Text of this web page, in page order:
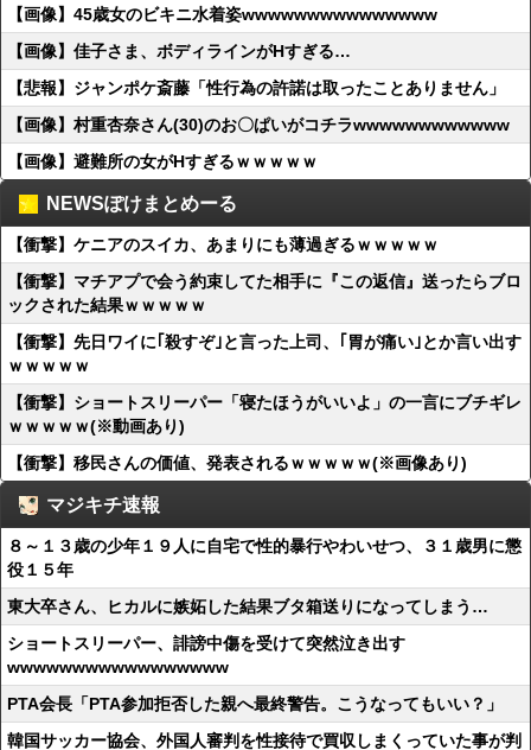
【画像】45歳女のビキニ水着姿wwwwwwwwwwwwwww
【画像】佳子さま、ボディラインがHすぎる…
【悲報】ジャンポケ斎藤「性行為の許諾は取ったことありません」
【画像】村重杏奈さん(30)のお〇ぱいがコチラwwwwwwwwwwww
【画像】避難所の女がHすぎるｗｗｗｗｗ
NEWSぽけまとめーる
【衝撃】ケニアのスイカ、あまりにも薄過ぎるｗｗｗｗｗ
【衝撃】マチアプで会う約束してた相手に『この返信』送ったらブロ
ックされた結果ｗｗｗｗｗ
【衝撃】先日ワイに｢殺すぞ｣と言った上司、｢胃が痛い｣とか言い出す
ｗｗｗｗｗ
【衝撃】ショートスリーパー「寝たほうがいいよ」の一言にブチギレ
ｗｗｗｗｗ(※動画あり)
【衝撃】移民さんの価値、発表されるｗｗｗｗｗ(※画像あり)
マジキチ速報
８～１３歳の少年１９人に自宅で性的暴行やわいせつ、３１歳男に懲
役１５年
東大卒さん、ヒカルに嫉妬した結果ブタ箱送りになってしまう…
ショートスリーパー、誹謗中傷を受けて突然泣き出す
wwwwwwwwwwwwwwwww
PTA会長「PTA参加拒否した親へ最終警告。こうなってもいい？」
韓国サッカー協会、外国人審判を性接待で買収しまくっていた事が判